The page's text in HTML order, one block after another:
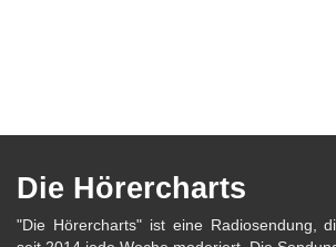
Die Hörercharts
"Die Hörercharts" ist eine Radiosendung,